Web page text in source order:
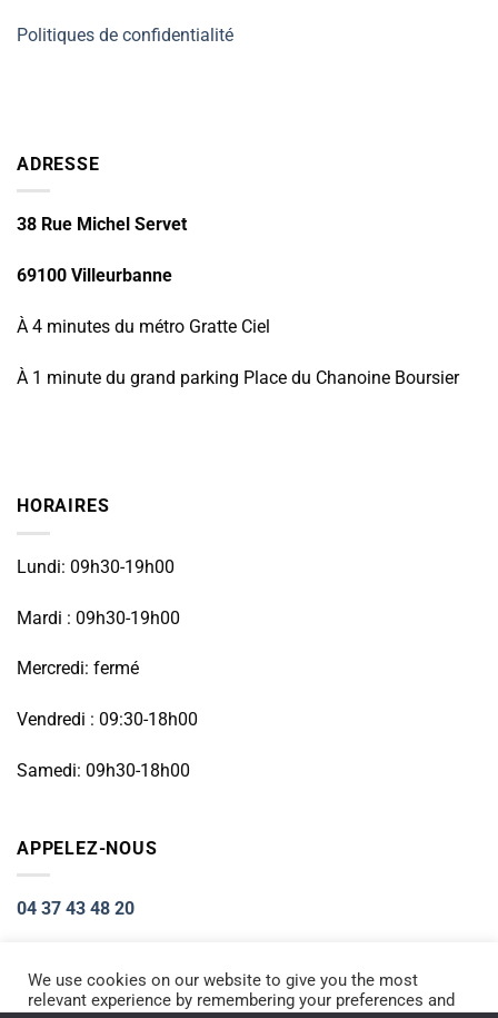
Politiques de confidentialité
ADRESSE
38 Rue Michel Servet
69100 Villeurbanne
À 4 minutes du métro Gratte Ciel
À 1 minute du grand parking Place du Chanoine Boursier
HORAIRES
Lundi: 09h30-19h00
Mardi : 09h30-19h00
Mercredi: fermé
Vendredi : 09:30-18h00
Samedi: 09h30-18h00
APPELEZ-NOUS
04 37 43 48 20
Visa PayPal Stripe MasterCardCash
We use cookies on our website to give you the most
relevant experience by remembering your preferences and